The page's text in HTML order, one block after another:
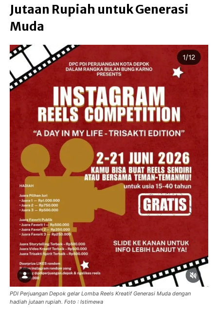
Jutaan Rupiah untuk Generasi
Muda
PDI Perjuangan Depok gelar Lomba Reels Kreatif Generasi Muda dengan
hadiah jutaan rupiah. Foto : Istimewa